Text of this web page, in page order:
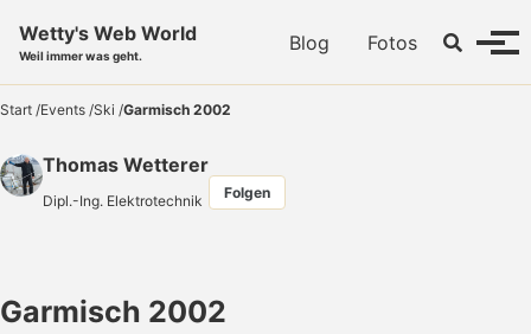
Wetty's Web World
Weil immer was geht.
Blog Fotos Toggle
Start /Events /Ski /Garmisch 2002
Thomas Wetterer
Dipl.-Ing. Elektrotechnik Folgen
Garmisch 2002